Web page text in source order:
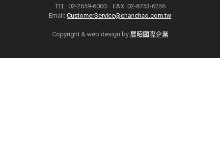
TEL: 02-2659-6000 FAX: 02-8753-6256
Email: CustomerService@chanchao.com.tw
Copyright & web design by 展昭國際企業